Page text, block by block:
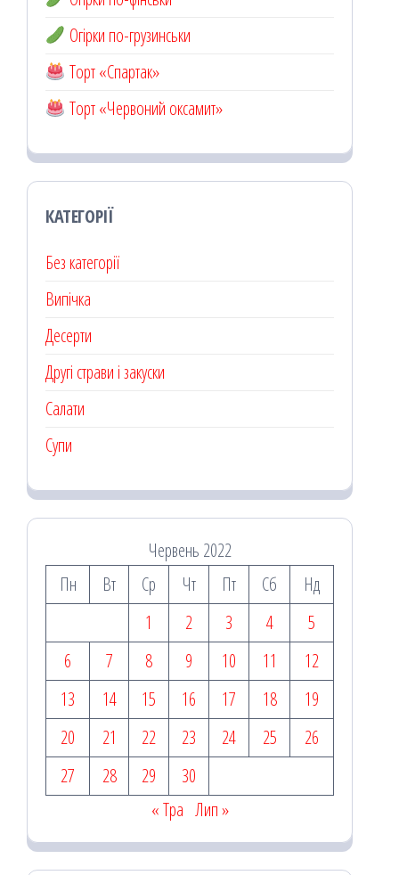
Огірки по-грузинськи
Торт «Спартак»
Торт «Червоний оксамит»
КАТЕГОРІЇ
Без категорії
Випічка
Десерти
Другі страви і закуски
Салати
Супи
Червень 2022
Пн
Вт Ср Чт Пт Сб
Нд
1
2 3 4
5
6
7 8 9 10 11
12
13
14 15 16 17 18
19
20
21 22 23 24 25
26
27
28 29
30
« Тра Лип »